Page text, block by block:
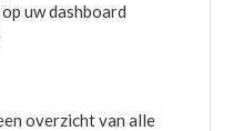
uw dashboard
overzicht van alle